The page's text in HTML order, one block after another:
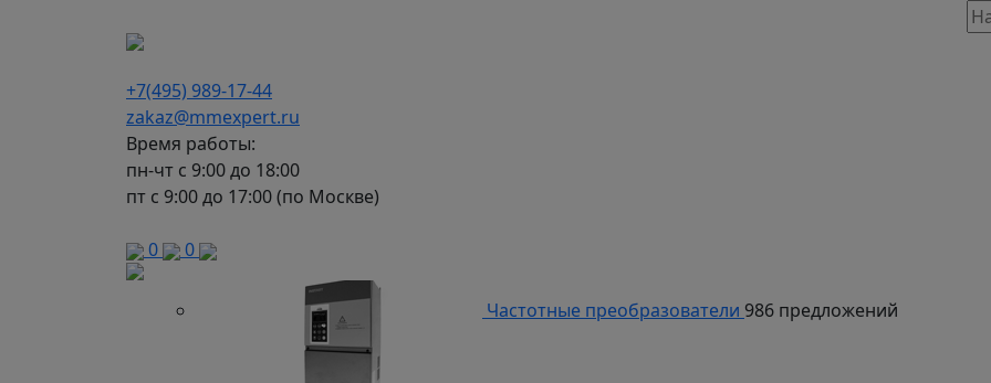
+7(495) 989-17-44
zakaz@mmexpert.ru
Время работы:
пн-чт с 9:00 до 18:00
пт с 9:00 до 17:00 (по Москве)
0 0
Каталог
Частотные преобразователи 986 предложений